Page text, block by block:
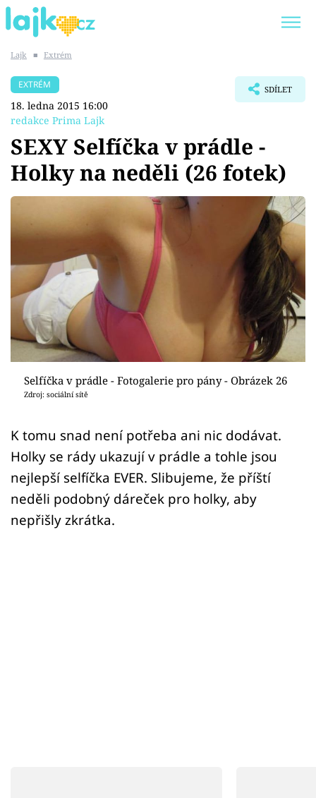
SHOPAHOLICADEL
Témata
Showbyznys
Youtubeři
Virály
Sex a vztahy
Videa
Sledujte prima+
Přihlášení
Sledujte nás
Lajk ■ Extrém
EXTRÉM
18. ledna 2015 16:00
redakce Prima Lajk
SDÍLET
SEXY Selfíčka v prádle -
Holky na neděli (26 fotek)
Selfíčka v prádle - Fotogalerie pro pány - Obrázek 26
Zdroj: sociální sítě
K tomu snad není potřeba ani nic dodávat.
Holky se rády ukazují v prádle a tohle jsou
nejlepší selfíčka EVER. Slibujeme, že příští
neděli podobný dáreček pro holky, aby
nepřišly zkrátka.